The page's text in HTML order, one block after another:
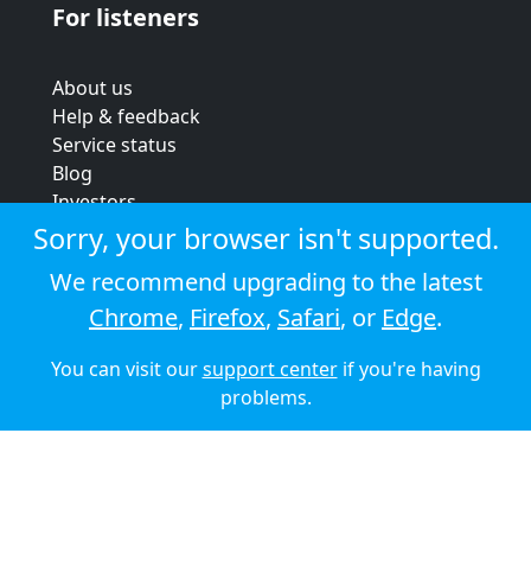
For listeners
About us
Help & feedback
Service status
Blog
Investors
Strategic review
Terms & conditions
Privacy policy
Cookie policy
© 2026 Audioboom
Sorry, your browser isn't supported.
We recommend upgrading to the latest
Chrome, Firefox, Safari, or Edge.
You can visit oursupport centerif you're having
problems.